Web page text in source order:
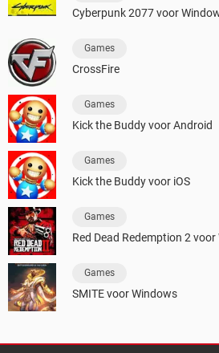
Cyberpunk 2077 voor
Games
CrossFire
Games
Kick the Buddy voor Android
Games
Kick the Buddy voor iOS
Games
Red Dead Redemption 2
Games
SMITE voor Windows